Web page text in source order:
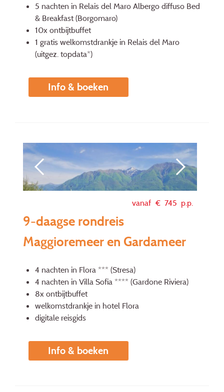
5 nachten in Relais del Maro Albergo diffuso Bed
& Breakfast (Borgomaro)
10x ontbijtbuffet
1 gratis welkomstdrankje in Relais del Maro
(uitgez. topdata*)
Info & boeken
vanaf € 745 p.p.
9-daagse rondreis
Maggioremeer en Gardameer
4 nachten in Flora *** (Stresa)
4 nachten in Villa Sofia **** (Gardone Riviera)
8x ontbijtbuffet
welkomstdrankje in hotel Flora
digitale reisgids
Info & boeken